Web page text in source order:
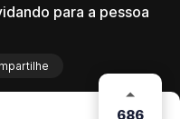
para a pessoa
686